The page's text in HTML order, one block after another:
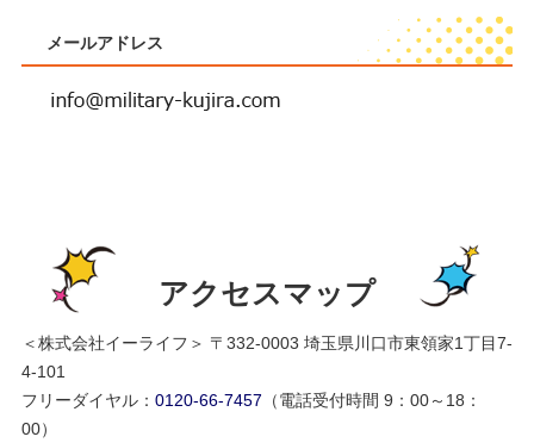
メールアドレス
アクセスマップ
＜株式会社イーライフ＞ 〒332-0003 埼玉県川口市東領家1丁目7-
4-101
フリーダイヤル： 0120-66-7457 （電話受付時間 9：00～18：
00）